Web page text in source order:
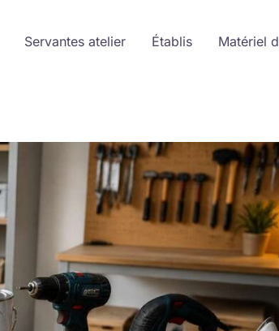
Servantes atelier Établis Matériel